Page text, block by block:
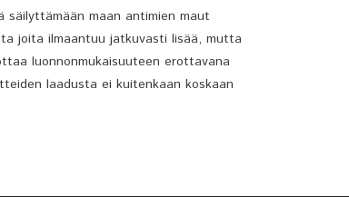
säilyttämään maan antimien maut
joita ilmaantuu jatkuvasti lisää, mutta
luonnonmukaisuuteen erottavana
laadusta ei kuitenkaan koskaan